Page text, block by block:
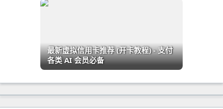
最新虚拟信用卡推荐 (开卡教程) - 支付
各类 AI 会员必备